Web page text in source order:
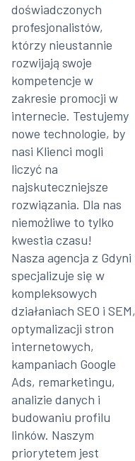
doświadczonych
profesjonalistów,
którzy nieustannie
rozwijają swoje
kompetencje w
zakresie promocji w
internecie. Testujemy
nowe technologie, by
nasi Klienci mogli
liczyć na
najskuteczniejsze
rozwiązania. Dla nas
niemożliwe to tylko
kwestia czasu!
Nasza agencja z Gdyni
specjalizuje się w
kompleksowych
działaniach SEO i SEM,
optymalizacji stron
internetowych,
kampaniach Google
Ads, remarketingu,
analizie danych i
budowaniu profilu
linków. Naszym
priorytetem jest